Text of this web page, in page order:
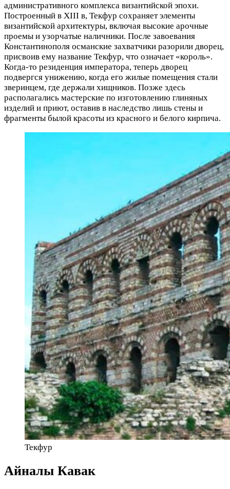
административного комплекса византийской эпохи.
Построенный в XIII в, Текфур сохраняет элементы
византийской архитектуры, включая высокие арочные
проемы и узорчатые наличники. После завоевания
Константинополя османские захватчики разорили дворец,
присвоив ему название Текфур, что означает «король».
Когда-то резиденция императора, теперь дворец
подвергся унижению, когда его жилые помещения стали
зверинцем, где держали хищников. Позже здесь
располагались мастерские по изготовлению глиняных
изделий и приют, оставив в наследство лишь стены и
фрагменты былой красоты из красного и белого кирпича.
Текфур
Айналы Кавак